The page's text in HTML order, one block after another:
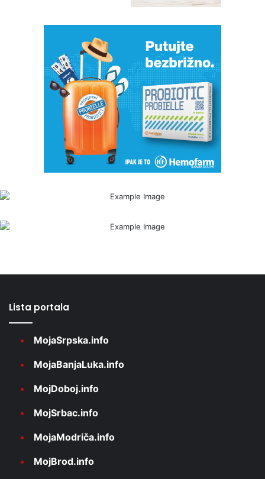
Lista portala
MojaSrpska.info
MojaBanjaLuka.info
MojDoboj.info
MojSrbac.info
MojaModriča.info
MojBrod.info